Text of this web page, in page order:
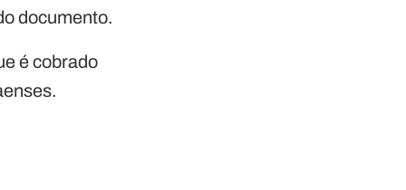
documento.
é cobrado